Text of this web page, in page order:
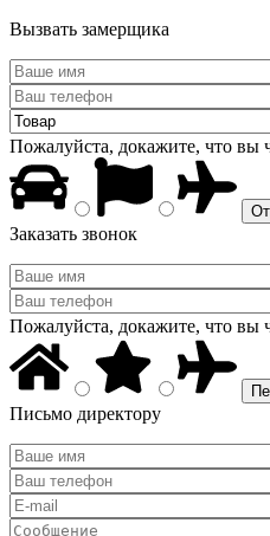
Вызвать замерщика
Пожалуйста, докажите, что вы
Заказать звонок
Пожалуйста, докажите, что вы
Письмо директору